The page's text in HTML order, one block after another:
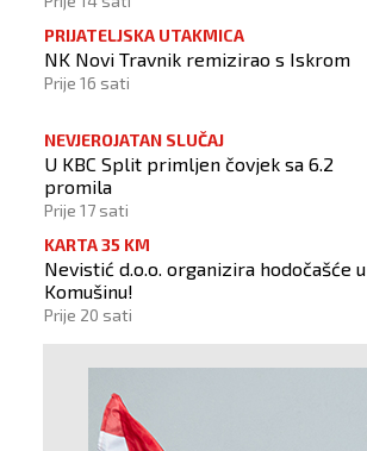
PRIJATELJSKA UTAKMICA
NK Novi Travnik remizirao s Iskrom
Prije 16 sati
NEVJEROJATAN SLUČAJ
U KBC Split primljen čovjek sa 6.2
promila
Prije 17 sati
KARTA 35 KM
Nevistić d.o.o. organizira hodočašće u
Komušinu!
Prije 20 sati